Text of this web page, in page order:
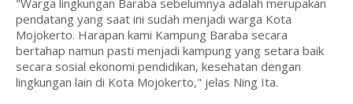
pendatang yang saat ini sudah menjadi warga Kota
Mojokerto. Harapan kami Kampung Baraba secara
bertahap namun pasti menjadi kampung yang setara baik
secara sosial ekonomi pendidikan, kesehatan dengan
lingkungan lain di Kota Mojokerto," jelas Ning Ita.